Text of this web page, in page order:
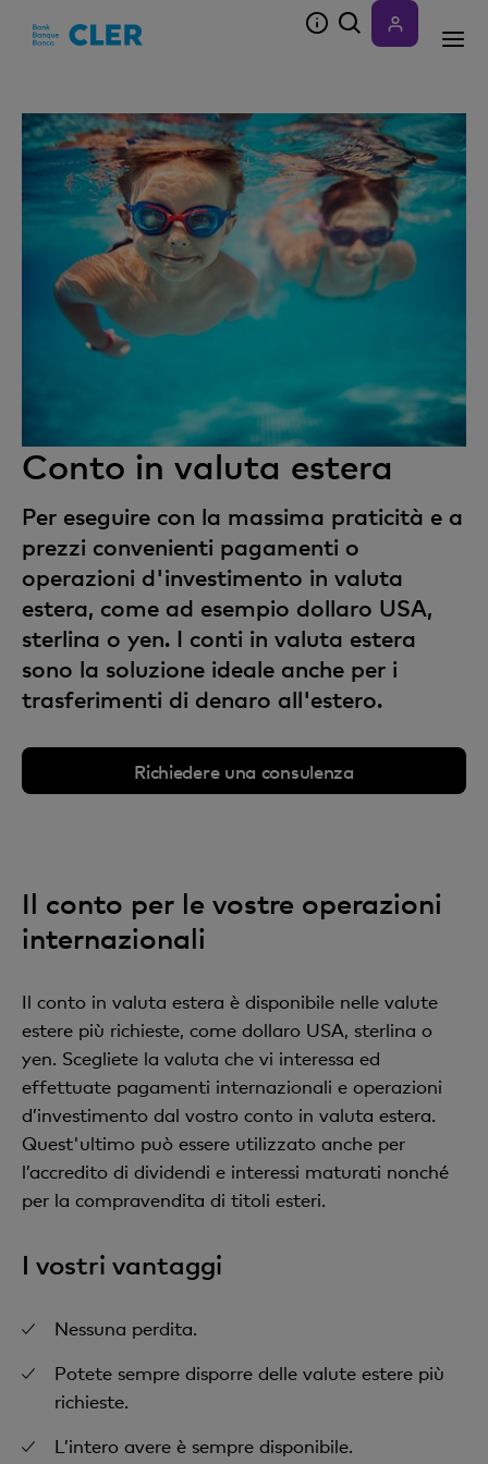
Conto in valuta estera
Per eseguire con la massima praticità e a
prezzi convenienti pagamenti o
operazioni d'investimento in valuta
estera, come ad esempio dollaro USA,
sterlina o yen. I conti in valuta estera
sono la soluzione ideale anche per i
trasferimenti di denaro all'estero.
Richiedere una consulenza
Il conto per le vostre operazioni
internazionali
Il conto in valuta estera è disponibile nelle valute
estere più richieste, come dollaro USA, sterlina o
yen. Scegliete la valuta che vi interessa ed
effettuate pagamenti internazionali e operazioni
d’investimento dal vostro conto in valuta estera.
Quest'ultimo può essere utilizzato anche per
l’accredito di dividendi e interessi maturati nonché
per la compravendita di titoli esteri.
I vostri vantaggi
Nessuna perdita.
Potete sempre disporre delle valute estere più
richieste.
L’intero avere è sempre disponibile.